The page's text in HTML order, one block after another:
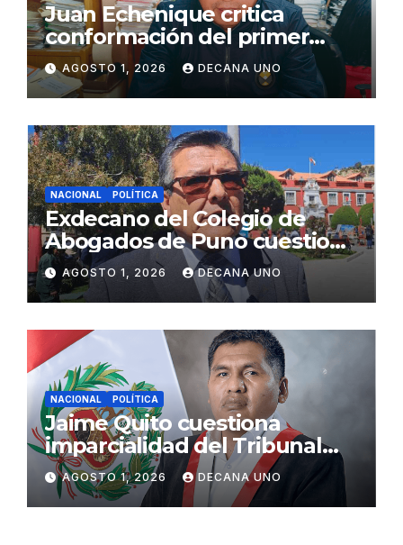
Juan Echenique critica
conformación del primer
gabinete ministerial de Keiko
Fujimori
AGOSTO 1, 2026 DECANA UNO
NACIONAL POLÍTICA
Exdecano del Colegio de
Abogados de Puno cuestiona
propuestas sobre seguridad
ciudadana
AGOSTO 1, 2026 DECANA UNO
NACIONAL POLÍTICA
Jaime Quito cuestiona
imparcialidad del Tribunal
Constitucional tras liberación
de Ollanta Humala
AGOSTO 1, 2026 DECANA UNO